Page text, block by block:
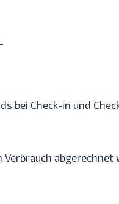
bei Check-in und
abgerechnet